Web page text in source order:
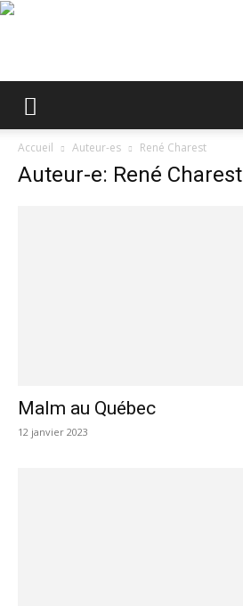
Accueil Auteur-es René Charest
Auteur-e: René Charest
Malm au Québec
12 janvier 2023